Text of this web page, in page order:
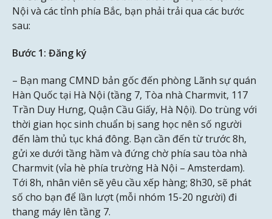
Nội và các tỉnh phía Bắc, bạn phải trải qua các bước
sau:
Bước 1: Đăng ký
– Bạn mang CMND bản gốc đến phòng Lãnh sự quán
Hàn Quốc tại Hà Nội (tầng 7, Tòa nhà Charmvit, 117
Trần Duy Hưng, Quận Cầu Giấy, Hà Nội). Do trùng với
thời gian học sinh chuẩn bị sang học nên số người
đến làm thủ tục khá đông. Bạn cần đến từ trước 8h,
gửi xe dưới tầng hầm và đứng chờ phía sau tòa nhà
Charmvit (vỉa hè phía trường Hà Nội – Amsterdam).
Tới 8h, nhân viên sẽ yêu cầu xếp hàng; 8h30, sẽ phát
số cho bạn để lần lượt (mỗi nhóm 15-20 người) đi
thang máy lên tầng 7.